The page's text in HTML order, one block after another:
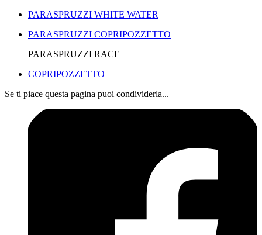
PARASPRUZZI WHITE WATER
PARASPRUZZI COPRIPOZZETTO
PARASPRUZZI RACE
COPRIPOZZETTO
Se ti piace questa pagina puoi condividerla...